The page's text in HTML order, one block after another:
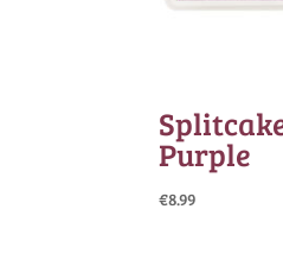
Purple
€8.99